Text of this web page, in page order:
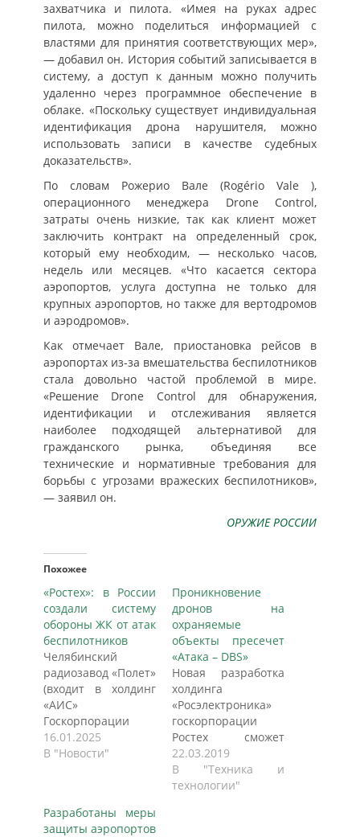
захватчика и пилота. «Имея на руках адрес
пилота, можно поделиться информацией с
властями для принятия соответствующих мер»,
— добавил он. История событий записывается в
систему, а доступ к данным можно получить
удаленно через программное обеспечение в
облаке. «Поскольку существует индивидуальная
идентификация дрона нарушителя, можно
использовать записи в качестве судебных
доказательств».
По словам Рожерио Вале (Rogério Vale ),
операционного менеджера Drone Control,
затраты очень низкие, так как клиент может
заключить контракт на определенный срок,
который ему необходим, — несколько часов,
недель или месяцев. «Что касается сектора
аэропортов, услуга доступна не только для
крупных аэропортов, но также для вертодромов
и аэродромов».
Как отмечает Вале, приостановка рейсов в
аэропортах из-за вмешательства беспилотников
стала довольно частой проблемой в мире.
«Решение Drone Control для обнаружения,
идентификации и отслеживания является
наиболее подходящей альтернативой для
гражданского рынка, объединяя все
технические и нормативные требования для
борьбы с угрозами вражеских беспилотников»,
— заявил он.
ОРУЖИЕ РОССИИ
Похожее
«Ростех»: в России
создали систему
обороны ЖК от атак
беспилотников
Челябинский
радиозавод «Полет»
(входит в холдинг
«АИС»
Госкорпорации
Ростех) разработал
комплексную
беспилотников.
Решение возможно
16.01.2025
В "Новости"
Проникновение
дронов на
охраняемые
объекты пресечет
«Атака – DBS»
Новая разработка
холдинга
«Росэлектроника»
госкорпорации
Ростех сможет
противодействовать
проникновению на
территорию
22.03.2019
В "Техника и
технологии"
Разработаны меры
защиты аэропортов